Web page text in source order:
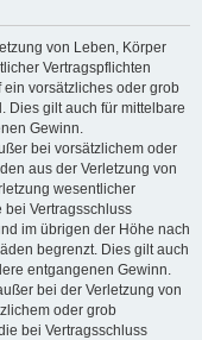
von Leben, Körper
Vertragspflichten
vorsätzliches oder grob
Dies gilt auch für mittelbare
Gewinn.
bei vorsätzlichem oder
aus der Verletzung von
wesentlicher
bei Vertragsschluss
im übrigen der Höhe nach
begrenzt. Dies gilt auch
entgangenen Gewinn.
bei der Verletzung von
oder grob
bei Vertragsschluss